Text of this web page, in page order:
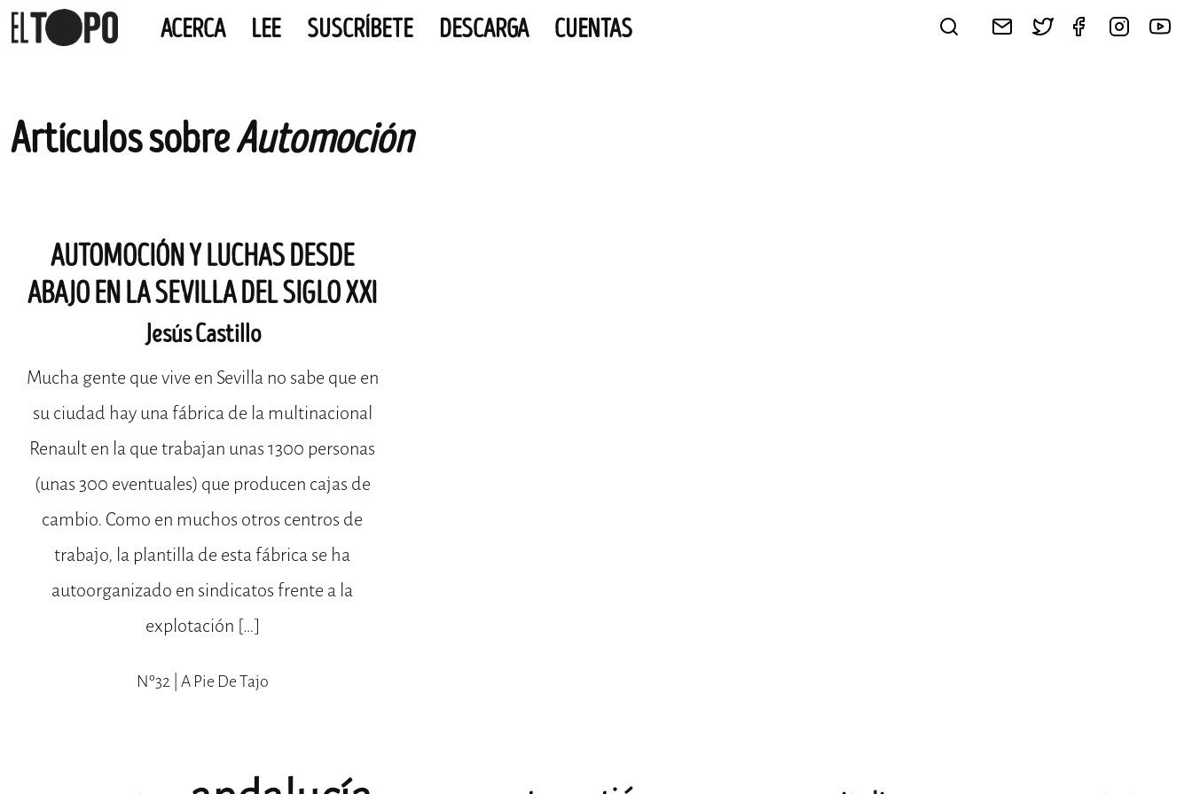
Skip
to
ACERCA LEE SUSCRÍBETE DESCARGA CUENTAS
Artículos sobreAutomoción
AUTOMOCIÓN Y LUCHAS DESDE
ABAJO EN LA SEVILLA DEL SIGLO XXI
Jesús Castillo
Mucha gente que vive en Sevilla no sabe que en
su ciudad hay una fábrica de la multinacional
Renault en la que trabajan unas 1300 personas
(unas 300 eventuales) que producen cajas de
cambio. Como en muchos otros centros de
trabajo, la plantilla de esta fábrica se ha
autoorganizado en sindicatos frente a la
explotación […]
Nº32 | A Pie De Tajo